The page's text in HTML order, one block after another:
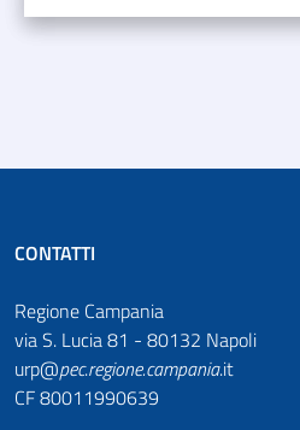
CONTATTI
Regione Campania
via S. Lucia 81 - 80132 Napoli
urp@pec.regione.campania.it
CF 80011990639